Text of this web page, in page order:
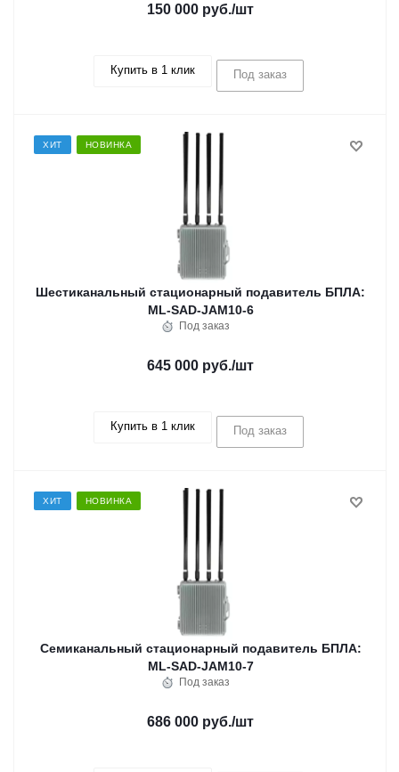
150 000 руб./шт
Купить в 1 клик Под заказ
ХИТ НОВИНКА
Шестиканальный стационарный подавитель БПЛА:
ML-SAD-JAM10-6
Под заказ
645 000 руб./шт
Купить в 1 клик Под заказ
ХИТ НОВИНКА
Семиканальный стационарный подавитель БПЛА:
ML-SAD-JAM10-7
Под заказ
686 000 руб./шт